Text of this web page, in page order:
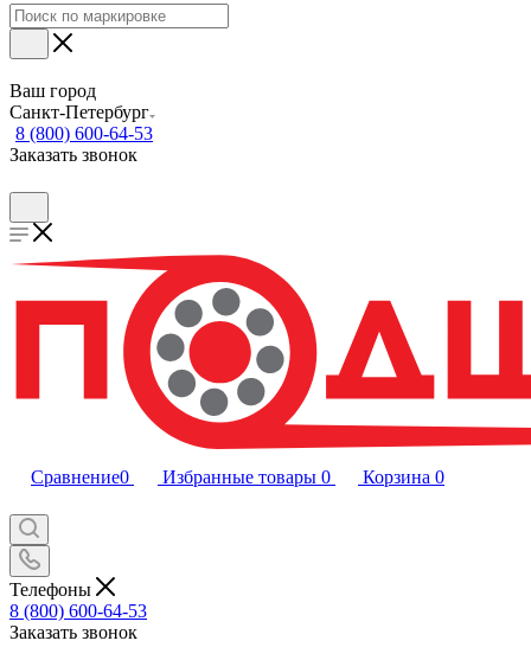
Ваш город
Санкт-Петербург
8 (800) 600-64-53
Заказать звонок
Сравнение0 Избранные товары 0 Корзина 0
Телефоны
8 (800) 600-64-53
Заказать звонок